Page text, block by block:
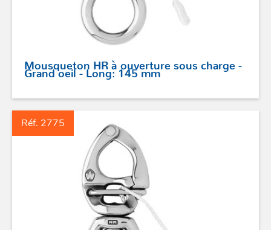
Mousqueton HR à ouverture sous charge -
Grand oeil - Long: 145 mm
Réf. 2775